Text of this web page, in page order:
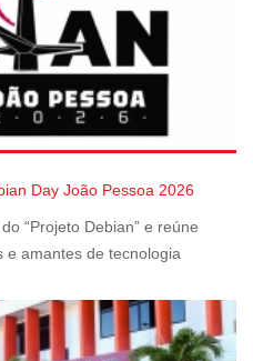
Day João Pessoa 2026
“Projeto Debian” e reúne
e amantes de tecnologia